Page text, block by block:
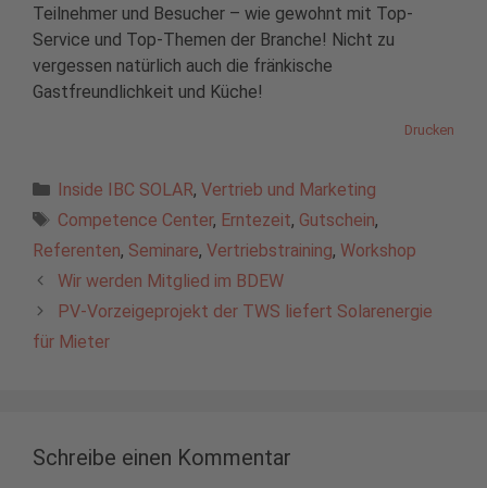
Teilnehmer und Besucher – wie gewohnt mit Top-
Service und Top-Themen der Branche! Nicht zu
vergessen natürlich auch die fränkische
Gastfreundlichkeit und Küche!
Drucken
Kategorien
Inside IBC SOLAR, Vertrieb und Marketing
Schlagwörter
Competence Center, Erntezeit, Gutschein,
Referenten, Seminare, Vertriebstraining, Workshop
Wir werden Mitglied im BDEW
PV-Vorzeigeprojekt der TWS liefert Solarenergie
für Mieter
Schreibe einen Kommentar